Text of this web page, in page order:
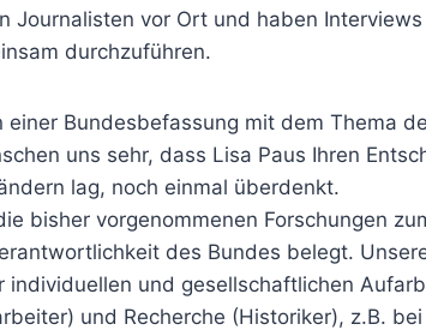
vor Ort und haben
durchzuführen.
Bundesbefassung mit dem Thema
uns sehr, dass Lisa Paus Ihren
lag, noch einmal überdenkt.
bisher vorgenommenen Forschungen
des Bundes belegt.
und gesellschaftlichen
und Recherche (Historiker), z.B.